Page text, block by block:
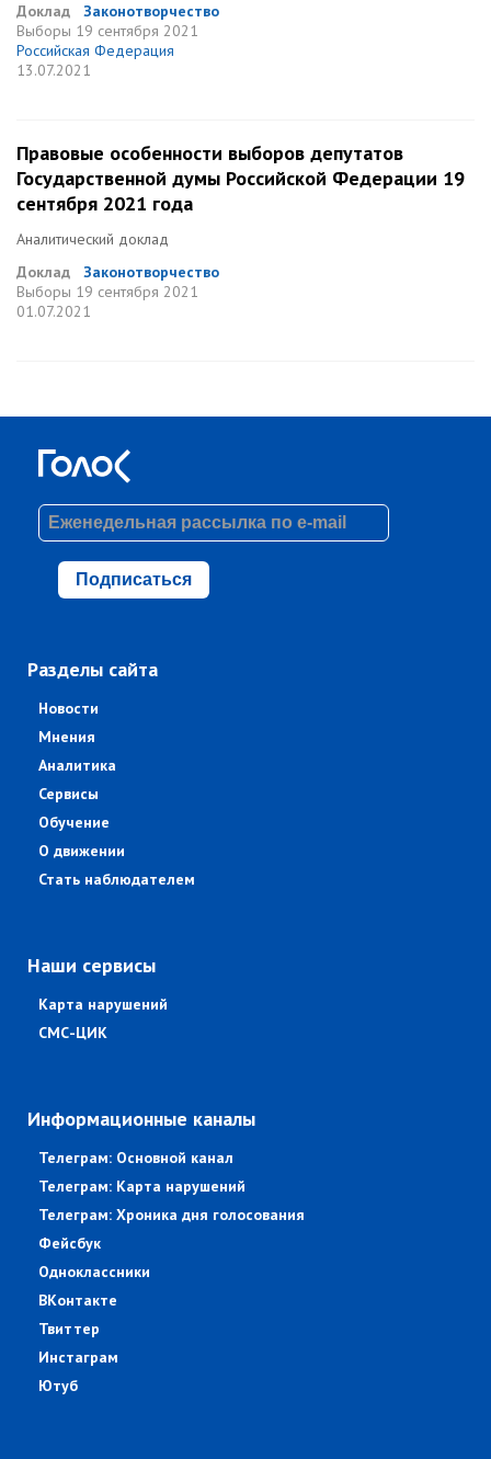
Доклад
Законотворчество
Выборы 19 сентября 2021
Российская Федерация
13.07.2021
Правовые особенности выборов депутатов
Государственной думы Российской Федерации 19
сентября 2021 года
Аналитический доклад
Доклад
Законотворчество
Выборы 19 сентября 2021
01.07.2021
Подписаться
Разделы сайта
Новости
Мнения
Аналитика
Сервисы
Обучение
О движении
Стать наблюдателем
Наши сервисы
Карта нарушений
СМС-ЦИК
Информационные каналы
Телеграм: Основной канал
Телеграм: Карта нарушений
Телеграм: Хроника дня голосования
Фейсбук
Одноклассники
ВКонтакте
Твиттер
Инстаграм
Ютуб